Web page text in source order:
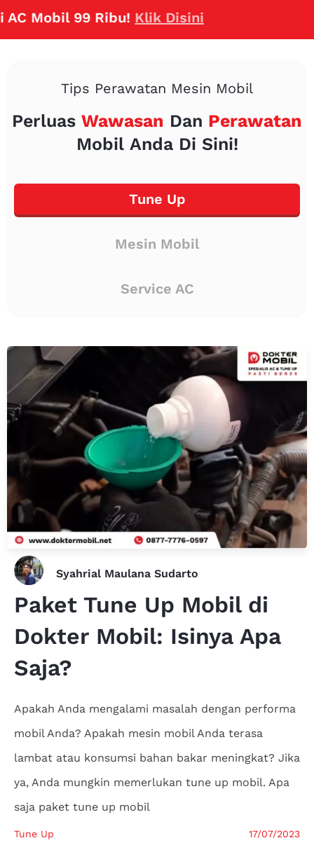
99 Ribu!Klik Disini
Tips Perawatan Mesin Mobil
Perluas Wawasan Dan Perawatan
Mobil Anda Di Sini!
Tune Up
Mesin Mobil
Service AC
Syahrial Maulana Sudarto
Paket Tune Up Mobil di
Dokter Mobil: Isinya Apa
Saja?
Apakah Anda mengalami masalah dengan performa
mobil Anda? Apakah mesin mobil Anda terasa
lambat atau konsumsi bahan bakar meningkat? Jika
ya, Anda mungkin memerlukan tune up mobil. Apa
saja paket tune up mobil
Tune Up 17/07/2023